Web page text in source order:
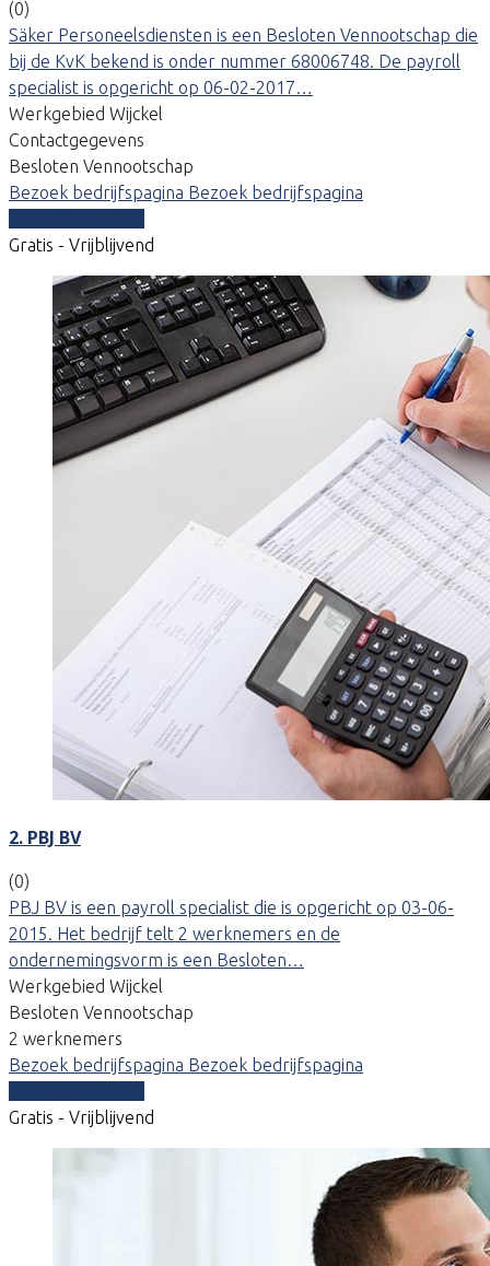
(0)
Säker Personeelsdiensten is een Besloten Vennootschap die
bij de KvK bekend is onder nummer 68006748. De payroll
specialist is opgericht op 06-02-2017…
Werkgebied Wijckel
Contactgegevens
Besloten Vennootschap
Bezoek bedrijfspagina Bezoek bedrijfspagina
Gratis - Vrijblijvend
2. PBJ BV
(0)
PBJ BV is een payroll specialist die is opgericht op 03-06-
2015. Het bedrijf telt 2 werknemers en de
ondernemingsvorm is een Besloten…
Werkgebied Wijckel
Besloten Vennootschap
2 werknemers
Bezoek bedrijfspagina Bezoek bedrijfspagina
Gratis - Vrijblijvend